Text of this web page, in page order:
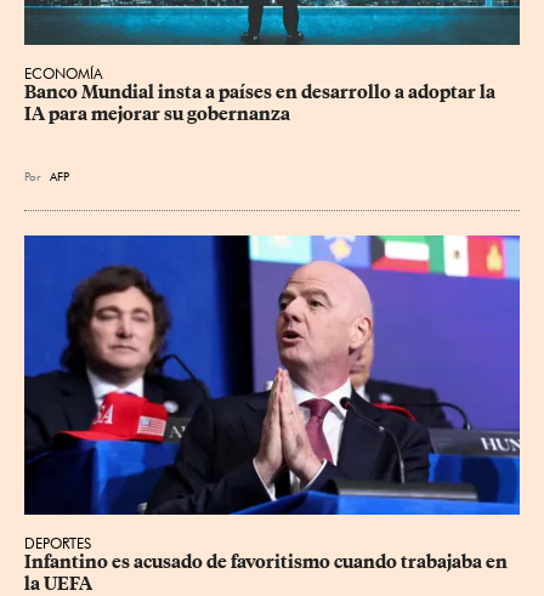
ECONOMÍA
Banco Mundial insta a países en desarrollo a adoptar la
IA para mejorar su gobernanza
Por AFP
DEPORTES
Infantino es acusado de favoritismo cuando trabajaba en
la UEFA